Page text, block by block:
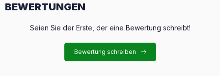
BEWERTUNGEN
Seien Sie der Erste, der eine Bewertung schreibt!
Bewertung schreiben